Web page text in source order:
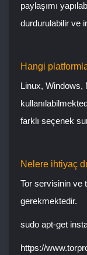
paylaşımı
durdurulabilir ve
Hangi
Linux, Windows,
farklı seçenek
Nelere ihtiyaç
Tor servisinin ve
gerekmektedir.
sudo apt-get
https://